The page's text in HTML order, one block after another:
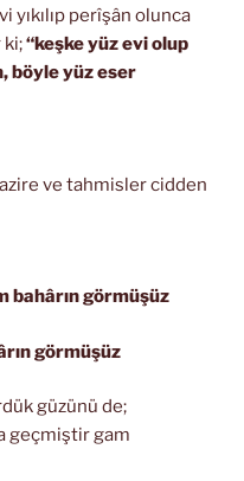
yıkılıp perîşân olunca
ki;“keşke yüz evi olup
böyle yüz eser
ve tahmisler cidden
bahârın görmüşüz
görmüşüz
güzünü de;
geçmiştir gam